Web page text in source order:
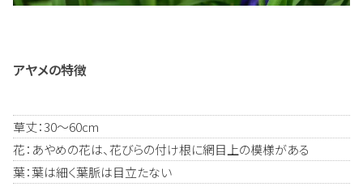
アヤメの特徴
草丈：30～60cm
花：あやめの花は、花びらの付け根に網目上の模様がある
葉：葉は細く葉脈は目立たない